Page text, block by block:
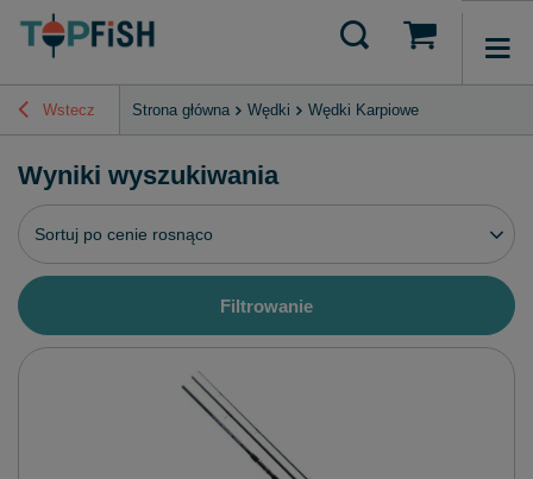
Wstecz Strona główna Wędki Wędki Karpiowe
Wyniki wyszukiwania
Zmień sortowanie
Sortuj po cenie rosnąco
Filtrowanie